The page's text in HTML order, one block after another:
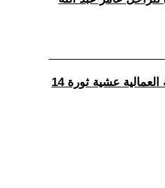
(5) في ذكرى الثورة... الحركة العمالية عشية ثورة 14